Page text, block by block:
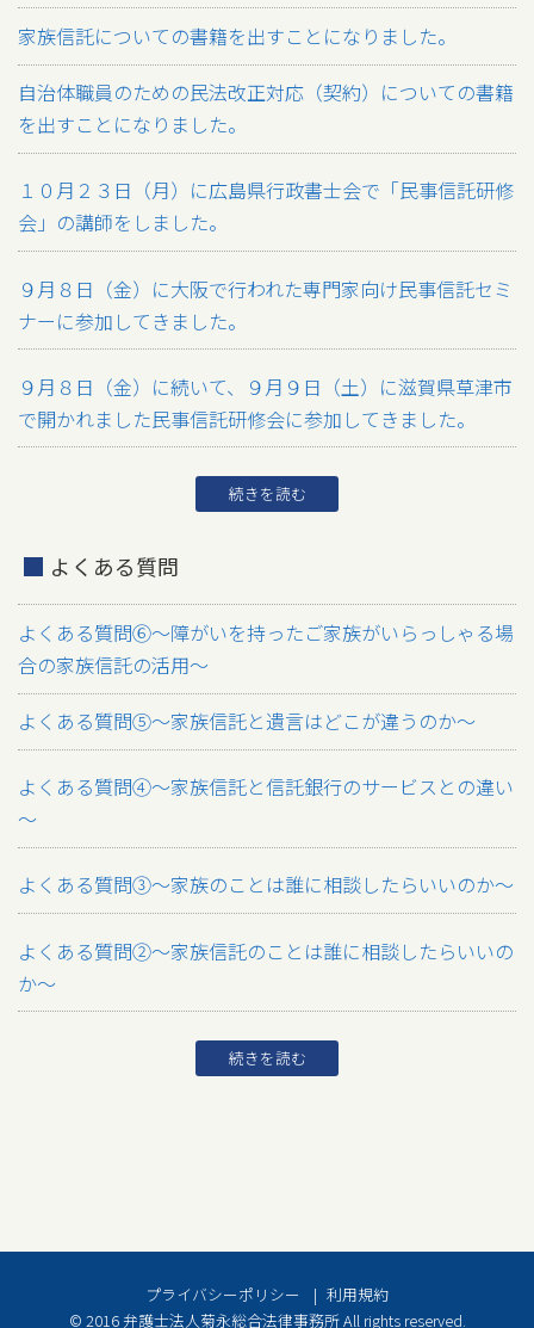
家族信託についての書籍を出すことになりました。
自治体職員のための民法改正対応（契約）についての書籍
を出すことになりました。
１０月２３日（月）に広島県行政書士会で「民事信託研修
会」の講師をしました。
９月８日（金）に大阪で行われた専門家向け民事信託セミ
ナーに参加してきました。
９月８日（金）に続いて、９月９日（土）に滋賀県草津市
で開かれました民事信託研修会に参加してきました。
続きを読む
よくある質問
よくある質問⑥～障がいを持ったご家族がいらっしゃる場
合の家族信託の活用～
よくある質問⑤～家族信託と遺言はどこが違うのか～
よくある質問④～家族信託と信託銀行のサービスとの違い
～
よくある質問③～家族のことは誰に相談したらいいのか～
よくある質問②～家族信託のことは誰に相談したらいいの
か～
続きを読む
プライバシーポリシー
利用規約
© 2016 弁護士法人菊永総合法律事務所 All rights reserved.